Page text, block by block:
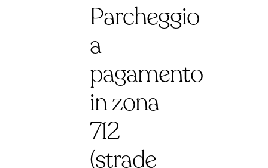
Parcheggio
a
pagamento
in zona
712
(strade